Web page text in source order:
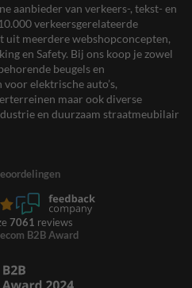
aanbieder van verkeers-, tekst- en
verkeersgerelateerde
uit meerdere webshopconcepten,
en Safety. Bij ons koop je zowel
beugels en
elektrische auto’s,
maar ook diverse
en duurzaam straatmeubilair
7061 reviews
B2B Award